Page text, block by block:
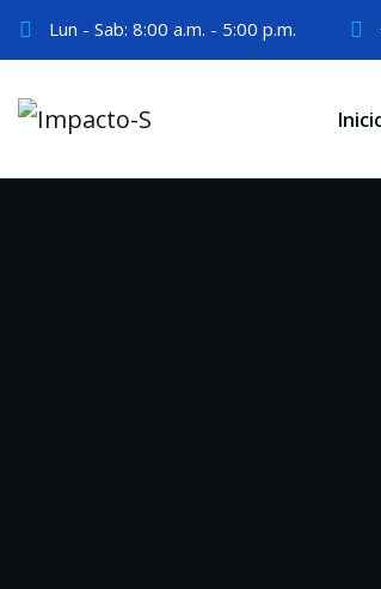
Skip
Lun - Sab: 8:00 a.m. - 5:00 p.m.